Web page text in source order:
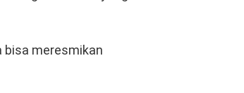
bisa meresmikan